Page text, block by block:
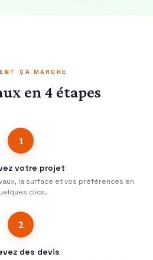
ÇA MARCHE
en 4 étapes
1
votre projet
la surface et vos préférences en
clics.
2
des devis